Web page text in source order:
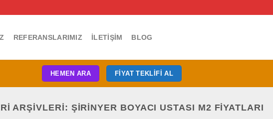
REFERANSLARIMIZ İLETIŞIM BLOG
HEMEN ARA FIYAT TEKLIFI AL
ARŞIVLERI: ŞIRINYER BOYACI USTASI M2 FIYATLARI